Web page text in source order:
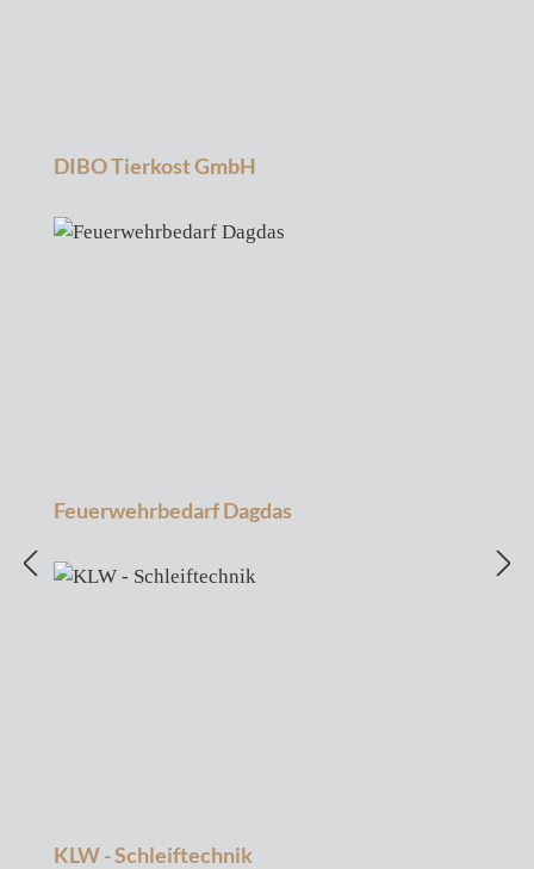
DIBO Tierkost GmbH
Feuerwehrbedarf Dagdas
KLW - Schleiftechnik